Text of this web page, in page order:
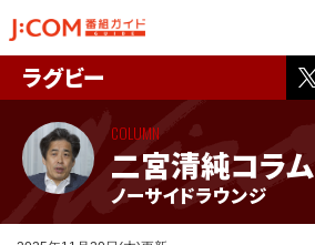
ラグビー
二宮清純コラム
ノーサイドラウンジ
COLUMN